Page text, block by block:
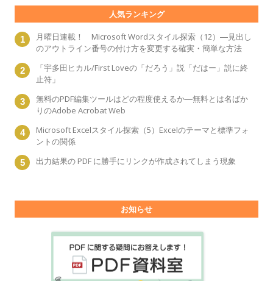
人気ランキング
月曜日連載！ Microsoft Wordスタイル探索（12）―見出し
のアウトライン番号の付け方を変更する確実・簡単な方法
「宇多田ヒカル/First Loveの「だろう」説「だはー」説に終
止符」
無料のPDF編集ツールはどの程度使えるか―無料とは名ばか
りのAdobe Acrobat Web
Microsoft Excelスタイル探索（5）Excelのテーマと標準フォ
ントの関係
出力結果の PDF に勝手にリンクが作成されてしまう現象
お知らせ